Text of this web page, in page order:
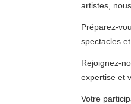
artistes,
Préparez-
spectacles
Rejoignez-
expertise et
Votre